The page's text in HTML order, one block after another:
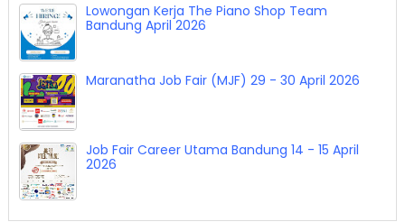
Lowongan Kerja The Piano Shop Team
Bandung April 2026
Maranatha Job Fair (MJF) 29 - 30 April 2026
Job Fair Career Utama Bandung 14 - 15 April
2026